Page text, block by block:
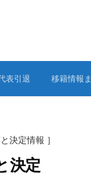
表引退 移籍情報
決定情報 ］
決定